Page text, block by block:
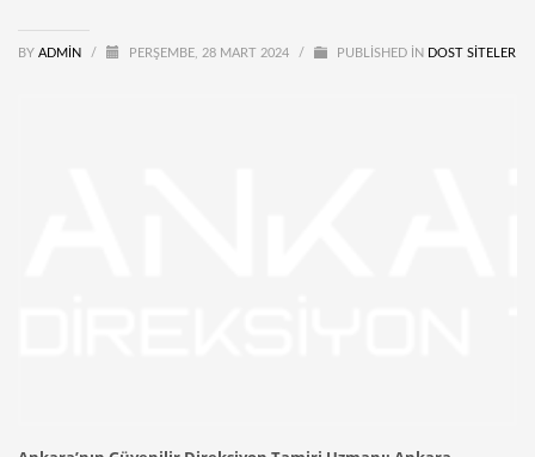
BY ADMIN / PERŞEMBE, 28 MART 2024 / PUBLISHED IN DOST SITELER